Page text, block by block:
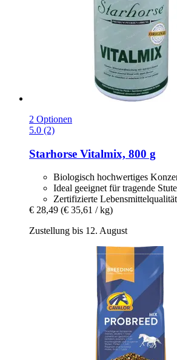
2 Optionen
5.0 (2)
Starhorse Vitalmix, 800 g
Biologisch hochwertiges
Ideal geeignet für tragende
Zertifizierte Lebensmittelqualität
€ 28,49 (€ 35,61 / kg)
Zustellung bis 12. August